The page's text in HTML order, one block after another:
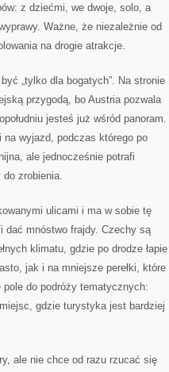
z dziećmi, we dwoje, solo, a
Ważne, że niezależnie od
na drogie atrakcje.
„tylko dla bogatych”. Na stronie
przygodą, bo Austria pozwala
jesteś już wśród panoram.
na wyjazd, podczas którego po
ale jednocześnie potrafi
zrobienia.
ulicami i ma w sobie tę
dać mnóstwo frajdy. Czechy są
klimatu, gdzie po drodze łapie
jak i na mniejsze perełki, które
do podróży tematycznych:
gdzie turystyka jest bardziej
ale nie chce od razu rzucać się